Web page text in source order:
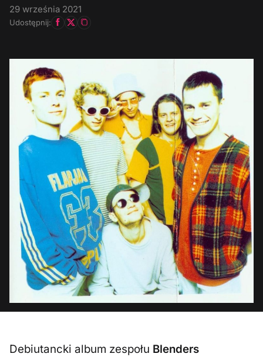
29 września 2021
Udostępnij:
Debiutancki album zespołu Blenders